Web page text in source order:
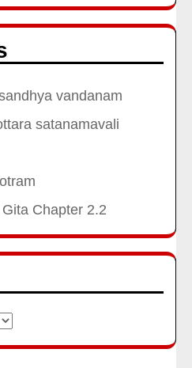
vandanam
satanamavali
Chapter 2.2